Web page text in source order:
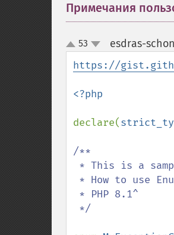
Примечания
up
down
53 esdras-
https://
<?php
declare(
/**